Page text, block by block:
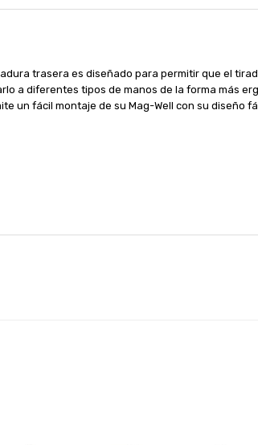
trasera es diseñado para permitir que el
a diferentes tipos de manos de la forma más
un fácil montaje de su Mag-Well con su diseño